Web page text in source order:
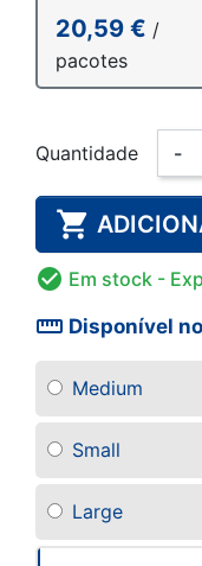
20,59 € /
pacotes
Quantidade -

 Em stock -
straighten Disponível
Medium
Small
Large